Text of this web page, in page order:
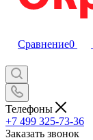
Сравнение0
Телефоны
+7 499 325-73-36
Заказать звонок